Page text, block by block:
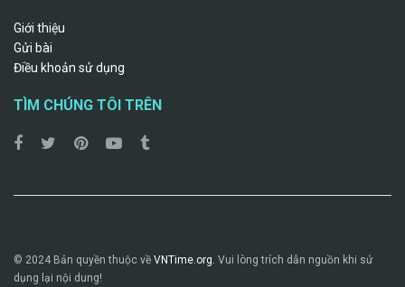
Giới thiệu
Gửi bài
Điều khoản sử dụng
TÌM CHÚNG TÔI TRÊN
© 2024 Bản quyền thuộc về VNTime.org. Vui lòng trích dẫn nguồn khi sử
dụng lại nội dung!